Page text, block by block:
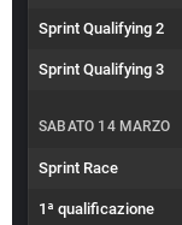
Sprint Qualifying 2
Sprint Qualifying 3
SABATO 14 MARZO
Sprint Race
1ª qualificazione